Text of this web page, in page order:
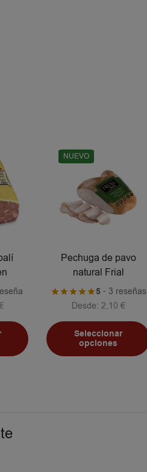
NUEVO
Pechuga de pavo
natural Frial
5- 3 reseñas
Desde: 2,10 €
Seleccionar
opciones